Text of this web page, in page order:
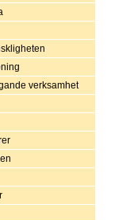
verksamhet